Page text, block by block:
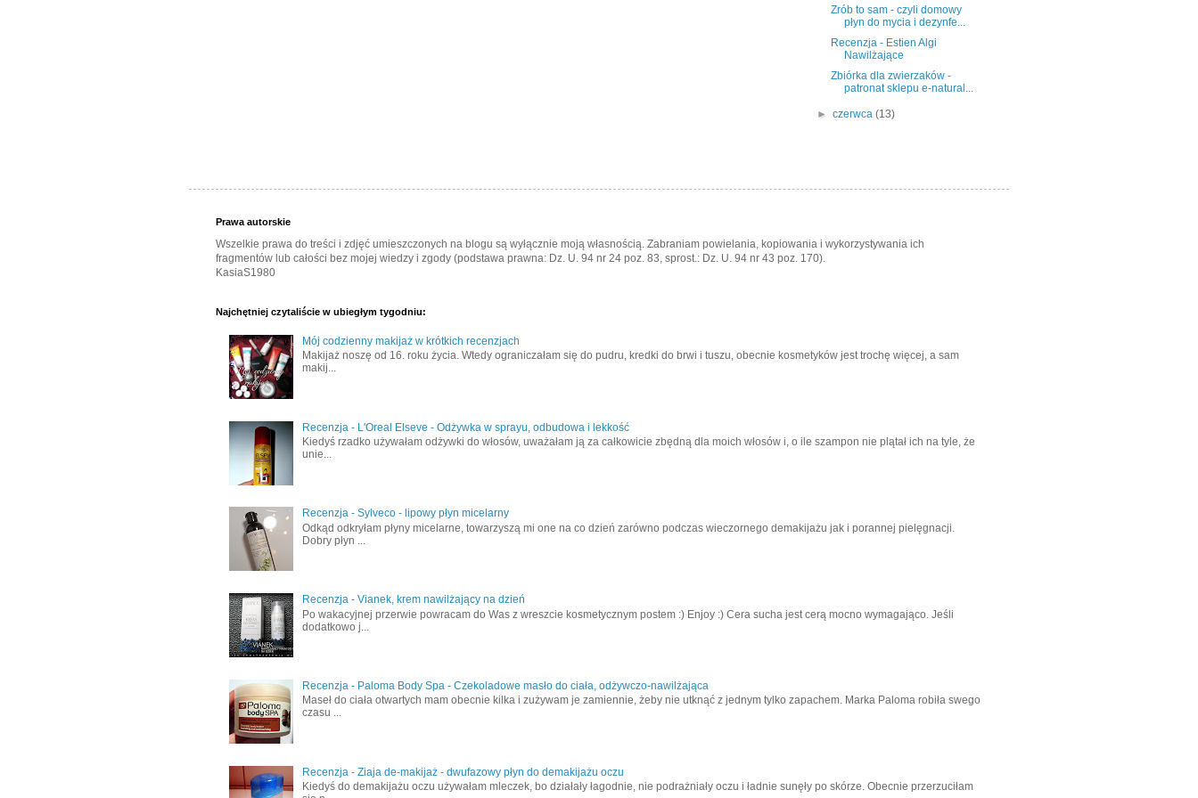
Zrób to sam - czyli domowy
płyn do mycia i dezynfe...
Recenzja - Estien Algi
Nawilżające
Zbiórka dla zwierzaków -
patronat sklepu e-natural...
►czerwca(13)
Prawa autorskie
Wszelkie prawa do treści i zdjęć umieszczonych na blogu są wyłącznie moją własnością. Zabraniam powielania, kopiowania i wykorzystywania ich
fragmentów lub całości bez mojej wiedzy i zgody (podstawa prawna: Dz. U. 94 nr 24 poz. 83, sprost.: Dz. U. 94 nr 43 poz. 170).
KasiaS1980
Najchętniej czytaliście w ubiegłym tygodniu:
Mój codzienny makijaż w krótkich recenzjach
Makijaż noszę od 16. roku życia. Wtedy ograniczałam się do pudru, kredki do brwi i tuszu, obecnie kosmetyków jest trochę więcej, a sam
makij...
Recenzja - L'Oreal Elseve - Odżywka w sprayu, odbudowa i lekkość
Kiedyś rzadko używałam odżywki do włosów, uważałam ją za całkowicie zbędną dla moich włosów i, o ile szampon nie plątał ich na tyle, że
unie...
Recenzja - Sylveco - lipowy płyn micelarny
Odkąd odkryłam płyny micelarne, towarzyszą mi one na co dzień zarówno podczas wieczornego demakijażu jak i porannej pielęgnacji.
Dobry płyn ...
Recenzja - Vianek, krem nawilżający na dzień
Po wakacyjnej przerwie powracam do Was z wreszcie kosmetycznym postem :) Enjoy :) Cera sucha jest cerą mocno wymagająco. Jeśli
dodatkowo j...
Recenzja - Paloma Body Spa - Czekoladowe masło do ciała, odżywczo-nawilżająca
Maseł do ciała otwartych mam obecnie kilka i zużywam je zamiennie, żeby nie utknąć z jednym tylko zapachem. Marka Paloma robiła swego
czasu ...
Recenzja - Ziaja de-makijaż - dwufazowy płyn do demakijażu oczu
Kiedyś do demakijażu oczu używałam mleczek, bo działały łagodnie, nie podrażniały oczu i ładnie sunęły po skórze. Obecnie przerzuciłam